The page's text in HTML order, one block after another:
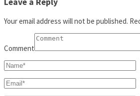
Your email address will not be published.
Comment